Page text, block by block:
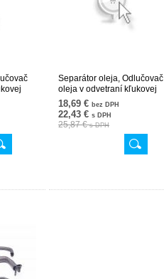
Separátor oleja, Odlučovač
oleja v odvetraní kľukovej
skrine 11151705272
31SKV066
18,69 € bez DPH
22,43 € s DPH
25,87 €s DPH